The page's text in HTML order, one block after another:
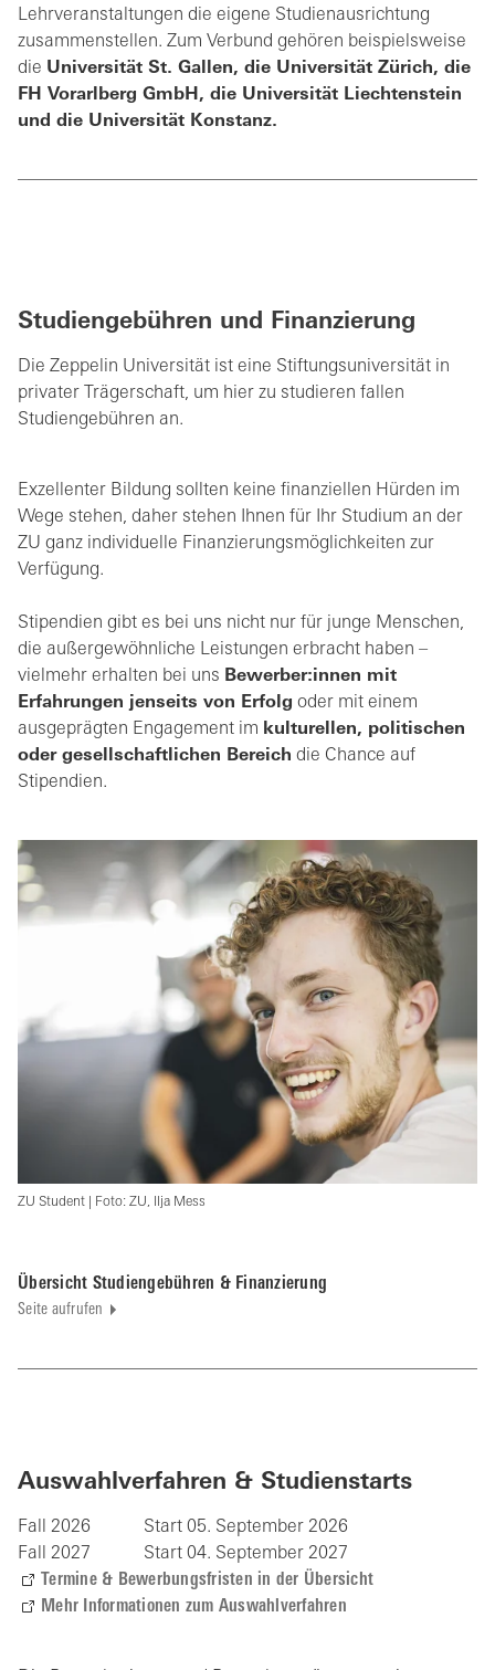
Lehrveranstaltungen die eigene Studienausrichtung
zusammenstellen. Zum Verbund gehören beispielsweise
die Universität St. Gallen, die Universität Zürich, die
FH Vorarlberg GmbH, die Universität Liechtenstein
und die Universität Konstanz.
Studiengebühren und Finanzierung
Die Zeppelin Universität ist eine Stiftungsuniversität in
privater Trägerschaft, um hier zu studieren fallen
Studiengebühren an.
Exzellenter Bildung sollten keine finanziellen Hürden im
Wege stehen, daher stehen Ihnen für Ihr Studium an der
ZU ganz individuelle Finanzierungsmöglichkeiten zur
Verfügung.
Stipendien gibt es bei uns nicht nur für junge Menschen,
die außergewöhnliche Leistungen erbracht haben –
vielmehr erhalten bei uns Bewerber:innen mit
Erfahrungen jenseits von Erfolg oder mit einem
ausgeprägten Engagement im kulturellen, politischen
oder gesellschaftlichen Bereich die Chance auf
Stipendien.
ZU Student | Foto: ZU, Ilja Mess
Übersicht Studiengebühren & Finanzierung
Seite aufrufen
Auswahlverfahren & Studienstarts
Fall 2026
Start 05. September 2026
Fall 2027
Start 04. September 2027
Termine & Bewerbungsfristen in der Übersicht
Mehr Informationen zum Auswahlverfahren